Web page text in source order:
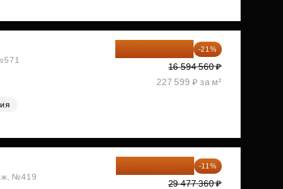
-21%
16 594 560 ₽
227 599 ₽ за м²
№419
-11%
29 477 360 ₽